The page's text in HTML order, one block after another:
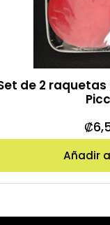
de 2 raquetas
₡
Añadir